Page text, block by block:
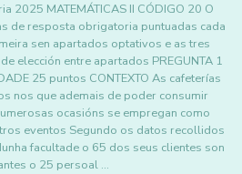
2025 MATEMÁTICAS II CÓDIGO 20 O
de resposta obrigatoria puntuadas cada
sen apartados optativos e as tres
elección entre apartados PREGUNTA 1
25 puntos CONTEXTO As cafeterías
nos que ademais de poder consumir
ocasións se empregan como
eventos Segundo os datos recollidos
facultade o 65 dos seus clientes son
o 25 persoal …